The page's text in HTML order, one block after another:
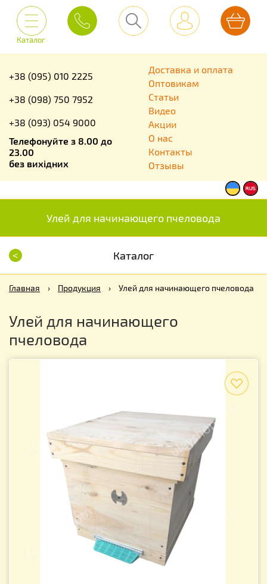
Каталог
+38 (095) 010 2225
+38 (098) 750 7952
+38 (093) 054 9000
Телефонуйте з 8.00 до
23.00
без вихідних
Доставка и оплата
Оптовикам
Статьи
Видео
Акции
О нас
Контакты
Отзывы
Улей для начинающего пчеловода
< Каталог
Главная › Продукция › Улей для начинающего пчеловода
Улей для начинающего
пчеловода